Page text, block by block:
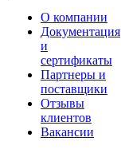
О компании
Документация
и
сертификаты
Партнеры и
поставщики
Отзывы
клиентов
Вакансии